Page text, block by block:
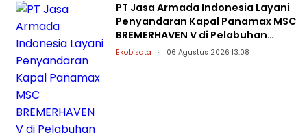
PT Jasa Armada Indonesia Layani
Penyandaran Kapal Panamax MSC
BREMERHAVEN V di Pelabuhan
Patimban
Ekobisata 06 Agustus 2026 13:08